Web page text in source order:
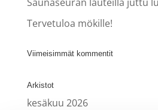
Tervetuloa mökille!
Viimeisimmät kommentit
Arkistot
kesäkuu 2026